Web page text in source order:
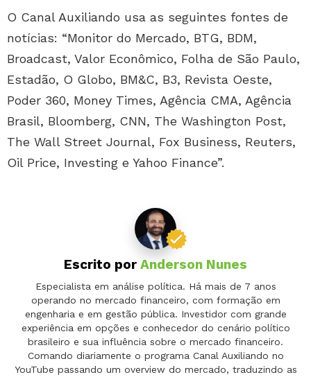
O Canal Auxiliando usa as seguintes fontes de
notícias: “Monitor do Mercado, BTG, BDM,
Broadcast, Valor Econômico, Folha de São Paulo,
Estadão, O Globo, BM&C, B3, Revista Oeste,
Poder 360, Money Times, Agência CMA, Agência
Brasil, Bloomberg, CNN, The Washington Post,
The Wall Street Journal, Fox Business, Reuters,
Oil Price, Investing e Yahoo Finance”.
Escrito por Anderson Nunes
Especialista em análise política. Há mais de 7 anos
operando no mercado financeiro, com formação em
engenharia e em gestão pública. Investidor com grande
experiência em opções e conhecedor do cenário político
brasileiro e sua influência sobre o mercado financeiro.
Comando diariamente o programa Canal Auxiliando no
YouTube passando um overview do mercado, traduzindo as